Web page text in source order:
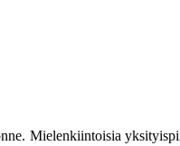
Mielenkiintoisia